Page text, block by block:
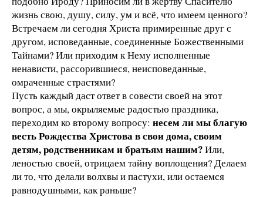
жизнь свою, душу, силу, ум и всё, что имеем ценного?
Встречаем ли сегодня Христа примиренные друг с
другом, исповеданные, соединенные Божественными
Тайнами? Или приходим к Нему исполненные
ненависти, рассорившиеся, неисповеданные,
омраченные страстями?
Пусть каждый даст ответ в совести своей на этот
вопрос, а мы, окрыляемые радостью праздника,
переходим ко второму вопросу: несем ли мы благую
весть Рождества Христова в свои дома, своим
детям, родственникам и братьям нашим?Или,
леностью своей, отрицаем тайну воплощения? Делаем
ли то, что делали волхвы и пастухи, или остаемся
равнодушными, как раньше?